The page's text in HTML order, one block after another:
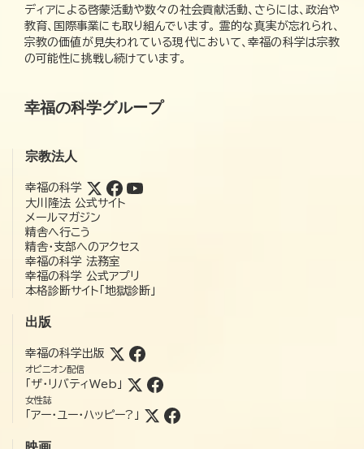
ディアによる啓蒙活動や数々の社会貢献活動、さらには、政治や
教育、国際事業にも取り組んでいます。 霊的な真実が忘れられ、
宗教の価値が見失われている現代において、幸福の科学は宗教
の可能性に挑戦し続けています。
幸福の科学グループ
宗教法人
幸福の科学
大川隆法 公式サイト
メールマガジン
精舎へ行こう
精舎・支部へのアクセス
幸福の科学 法務室
幸福の科学 公式アプリ
本格診断サイト「地獄診断」
出版
幸福の科学出版
オピニオン配信
「ザ・リバティWeb」
女性誌
「アー・ユー・ハッピー?」